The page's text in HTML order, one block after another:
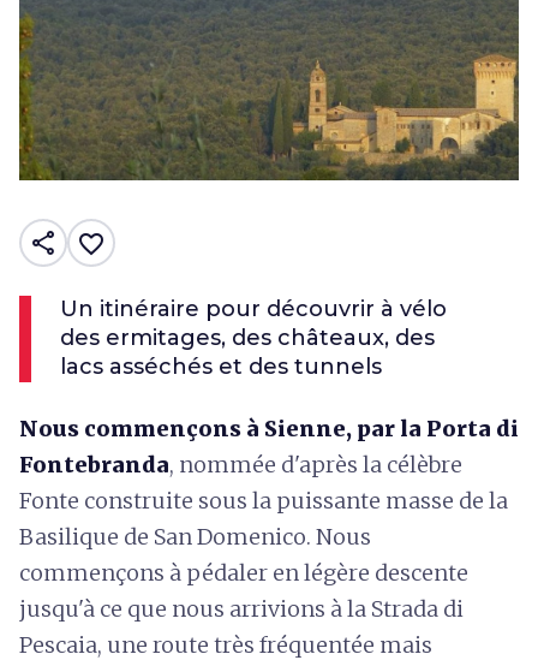
share favorite_border
Un itinéraire pour découvrir à vélo
des ermitages, des châteaux, des
lacs asséchés et des tunnels
Nous commençons à Sienne, par la Porta di
Fontebranda, nommée d'après la célèbre
Fonte construite sous la puissante masse de la
Basilique de San Domenico. Nous
commençons à pédaler en légère descente
jusqu'à ce que nous arrivions à la Strada di
Pescaia, une route très fréquentée mais